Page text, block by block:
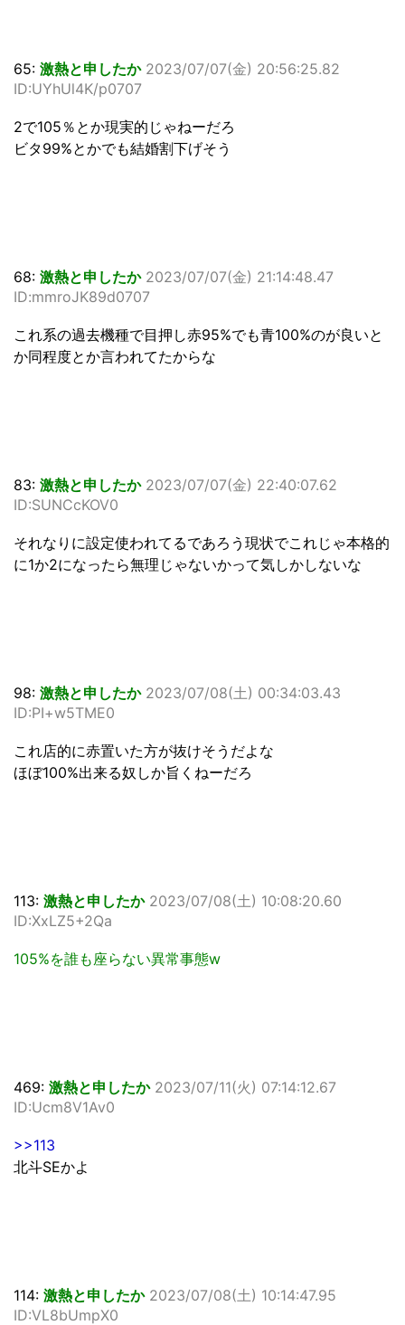
65: 激熱と申したか 2023/07/07(金) 20:56:25.82
ID:UYhUl4K/p0707
2で105％とか現実的じゃねーだろ
ビタ99%とかでも結婚割下げそう
68: 激熱と申したか 2023/07/07(金) 21:14:48.47
ID:mmroJK89d0707
これ系の過去機種で目押し赤95%でも青100%のが良いと
か同程度とか言われてたからな
83: 激熱と申したか 2023/07/07(金) 22:40:07.62
ID:SUNCcKOV0
それなりに設定使われてるであろう現状でこれじゃ本格的
に1か2になったら無理じゃないかって気しかしないな
98: 激熱と申したか 2023/07/08(土) 00:34:03.43
ID:PI+w5TME0
これ店的に赤置いた方が抜けそうだよな
ほぼ100%出来る奴しか旨くねーだろ
113: 激熱と申したか 2023/07/08(土) 10:08:20.60
ID:XxLZ5+2Qa
105%を誰も座らない異常事態w
469: 激熱と申したか 2023/07/11(火) 07:14:12.67
ID:Ucm8V1Av0
>>113
北斗SEかよ
114: 激熱と申したか 2023/07/08(土) 10:14:47.95
ID:VL8bUmpX0